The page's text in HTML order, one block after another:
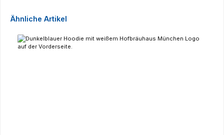
Produktgalerie überspringen
Ähnliche Artikel